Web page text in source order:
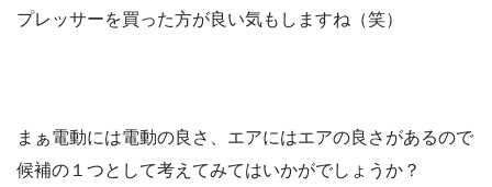
プレッサーを買った方が良い気もしますね（笑）
まぁ電動には電動の良さ、エアにはエアの良さがあるので
候補の１つとして考えてみてはいかがでしょうか？